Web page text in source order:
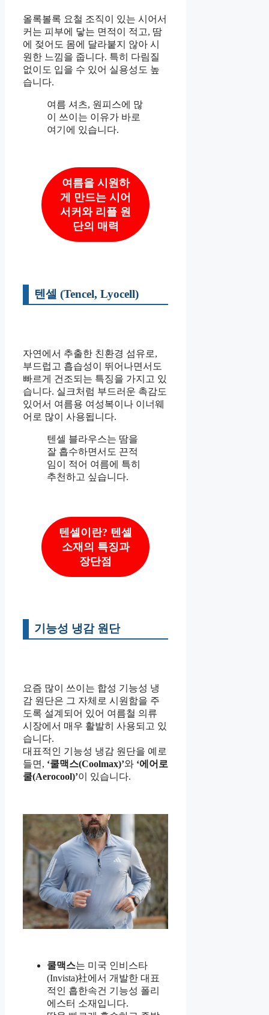
올록볼록 요철 조직이 있는 시어서
커는 피부에 닿는 면적이 적고, 땀
에 젖어도 몸에 달라붙지 않아 시
원한 느낌을 줍니다. 특히 다림질
없이도 입을 수 있어 실용성도 높
습니다.
여름 셔츠, 원피스에 많
이 쓰이는 이유가 바로
여기에 있습니다.
여름을 시원하
게 만드는 시어
서커와 리플 원
단의 매력
텐셀 (Tencel, Lyocell)
자연에서 추출한 친환경 섬유로,
부드럽고 흡습성이 뛰어나면서도
빠르게 건조되는 특징을 가지고 있
습니다. 실크처럼 부드러운 촉감도
있어서 여름용 여성복이나 이너웨
어로 많이 사용됩니다.
텐셀 블라우스는 땀을
잘 흡수하면서도 끈적
임이 적어 여름에 특히
추천하고 싶습니다.
텐셀이란? 텐셀
소재의 특징과
장단점
기능성 냉감 원단
요즘 많이 쓰이는 합성 기능성 냉
감 원단은 그 자체로 시원함을 주
도록 설계되어 있어 여름철 의류
시장에서 매우 활발히 사용되고 있
습니다.
대표적인 기능성 냉감 원단을 예로
들면, ‘쿨맥스(Coolmax)’와 ‘에어로
쿨(Aerocool)’이 있습니다.
쿨맥스는 미국 인비스타
(Invista)社에서 개발한 대표
적인 흡한속건 기능성 폴리
에스터 소재입니다.